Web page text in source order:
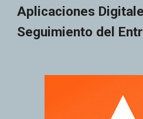
Aplicaciones
Seguimiento del